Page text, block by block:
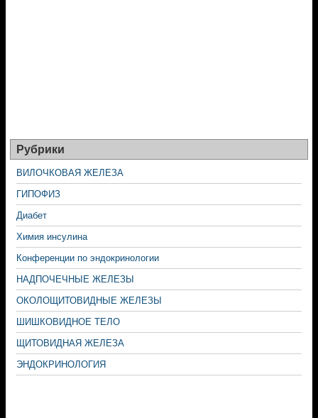
Рубрики
ВИЛОЧКОВАЯ ЖЕЛЕЗА
ГИПОФИЗ
Диабет
Химия инсулина
Конференции по эндокринологии
НАДПОЧЕЧНЫЕ ЖЕЛЕЗЫ
ОКОЛОЩИТОВИДНЫЕ ЖЕЛЕЗЫ
ШИШКОВИДНОЕ ТЕЛО
ЩИТОВИДНАЯ ЖЕЛЕЗА
ЭНДОКРИНОЛОГИЯ